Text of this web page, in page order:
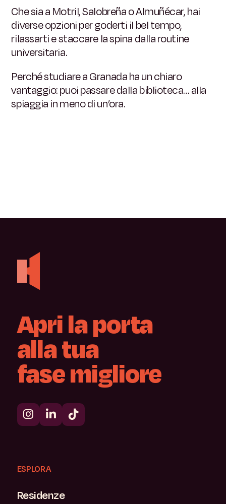
Che sia a Motril, Salobreña o Almuñécar, hai
diverse opzioni per goderti il bel tempo,
rilassarti e staccare la spina dalla routine
universitaria.
Perché studiare a Granada ha un chiaro
vantaggio: puoi passare dalla biblioteca… alla
spiaggia in meno di un’ora.
Aprilaporta
allatua
fasemigliore
ESPLORA
Residenze